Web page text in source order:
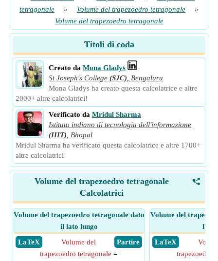
tetragonale
» Volume del trapezoedro tetragonale
»
Volume del trapezoedro tetragonale
Titoli di coda
Creato da Mona Gladys
St Joseph's College (SJC)
Bengaluru
Mona Gladys ha creato questa calcolatrice e altre
2000+ altre calcolatrici!
Verificato da Mridul Sharma
Istituto indiano di tecnologia dell'informazione
(IIIT)
Bhopal
Mridul Sharma ha verificato questa calcolatrice e altre 1700+
altre calcolatrici!
<
Volume del trapezoedro tetragonale
Calcolatrici
Volume del trapezoedro tetragonale dato
il lato lungo
​ LaTeX
​ Partire
Volume del
trapezoedro tetragonale =
Volume del
​ LaTeX
trapezoedro